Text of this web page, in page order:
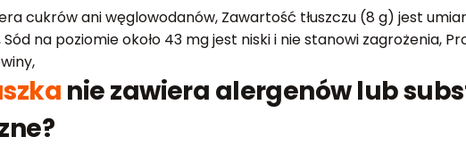
cukrów ani węglowodanów, Zawartość tłuszczu (8 g) jest
na poziomie około 43 mg jest niski i nie stanowi zagrożenia,
nie zawiera alergenów lub